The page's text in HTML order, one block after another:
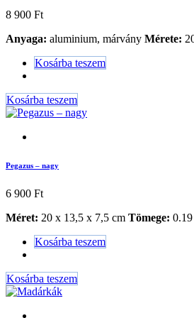
8 900 Ft
Anyaga: aluminium, márvány Mérete:
Kosárba teszem
Kosárba teszem
Pegazus – nagy
6 900 Ft
Méret: 20 x 13,5 x 7,5 cm Tömege:
Kosárba teszem
Kosárba teszem